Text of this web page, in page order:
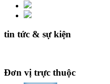
tin tức & sự kiện
Đơn vị trực thuộc